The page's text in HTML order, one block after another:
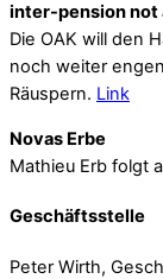
inter-pension not
Die OAK will den
noch weiter
Räuspern. Link
Novas Erbe
Mathieu Erb folgt
Geschäftsstelle
Peter Wirth,